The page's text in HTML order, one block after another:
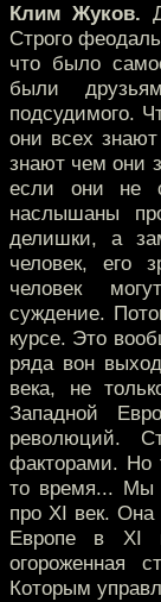
Клим Жуков.
Строго
что было
были
подсудимого.
они всех
знают чем они
если они не
наслышаны
делишки, а
человек, его
человек
суждение.
курсе. Это
ряда вон
века, не
Западной
революций.
факторами. Но
то время... Мы
про XI век. Она
Европе в XI
огороженная
Которым